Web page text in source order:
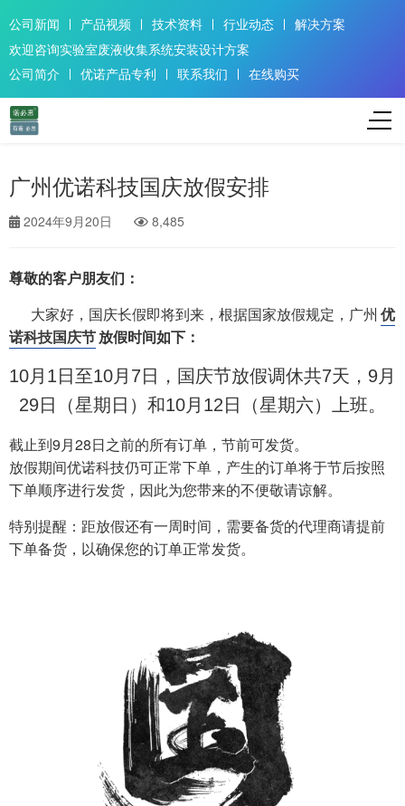
公司新闻 产品视频 技术资料 行业动态
解决方案
欢迎咨询实验室废液收集系统安装设计方案
公司简介
优诺产品专利 联系我们 在线购买
广州优诺科技国庆放假安排
2024年9月20日 8,485
尊敬的客户朋友们：
大家好，国庆长假即将到来，根据国家放假规定，广州 优
诺科技国庆节放假时间如下：
10月1日至10月7日，国庆节放假调休共7天，9月
29日（星期日）和10月12日（星期六）上班。
截止到9月28日之前的所有订单，节前可发货。
放假期间优诺科技仍可正常下单，产生的订单将于节后按照
下单顺序进行发货，因此为您带来的不便敬请谅解。
特别提醒：距放假还有一周时间，需要备货的代理商请提前
下单备货，以确保您的订单正常发货。